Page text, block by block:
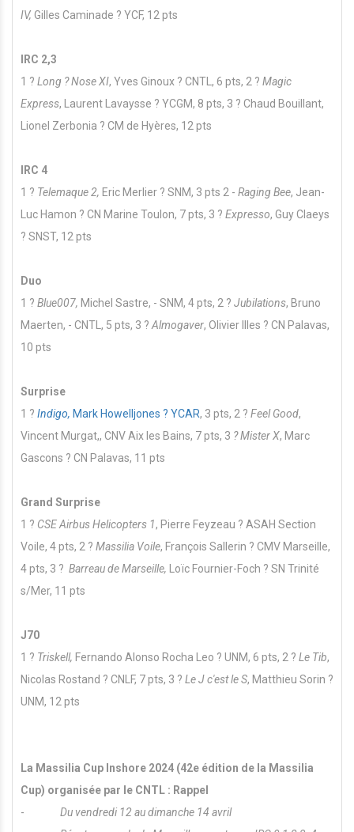
IV, Gilles Caminade ? YCF, 12 pts
IRC 2,3
1 ? Long ? Nose XI, Yves Ginoux ? CNTL, 6 pts, 2 ? Magic
Express, Laurent Lavaysse ? YCGM, 8 pts, 3 ? Chaud Bouillant,
Lionel Zerbonia ? CM de Hyères, 12 pts
IRC 4
1 ? Telemaque 2, Eric Merlier ? SNM, 3 pts 2 - Raging Bee, Jean-
Luc Hamon ? CN Marine Toulon, 7 pts, 3 ? Expresso, Guy Claeys
? SNST, 12 pts
Duo
1 ? Blue007, Michel Sastre, - SNM, 4 pts, 2 ? Jubilations, Bruno
Maerten, - CNTL, 5 pts, 3 ? Almogaver, Olivier Illes ? CN Palavas,
10 pts
Surprise
1 ? Indigo, Mark Howelljones ? YCAR, 3 pts, 2 ? Feel Good,
Vincent Murgat,, CNV Aix les Bains, 7 pts, 3 ? Mister X, Marc
Gascons ? CN Palavas, 11 pts
Grand Surprise
1 ? CSE Airbus Helicopters 1, Pierre Feyzeau ? ASAH Section
Voile, 4 pts, 2 ? Massilia Voile, François Sallerin ? CMV Marseille,
4 pts, 3 ? Barreau de Marseille, Loïc Fournier-Foch ? SN Trinité
s/Mer, 11 pts
J70
1 ? Triskell, Fernando Alonso Rocha Leo ? UNM, 6 pts, 2 ? Le Tib,
Nicolas Rostand ? CNLF, 7 pts, 3 ? Le J c'est le S, Matthieu Sorin ?
UNM, 12 pts
La Massilia Cup Inshore 2024 (42e édition de la Massilia
Cup) organisée par le CNTL : Rappel
- Du vendredi 12 au dimanche 14 avril